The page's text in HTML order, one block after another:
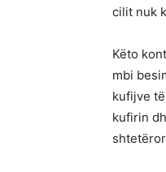
cilit nuk
Këto
mbi
kufijve
kufirin